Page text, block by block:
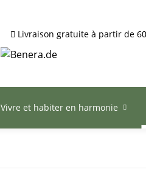
Livraison gratuite à partir de
Vivre et habiter en harmonie